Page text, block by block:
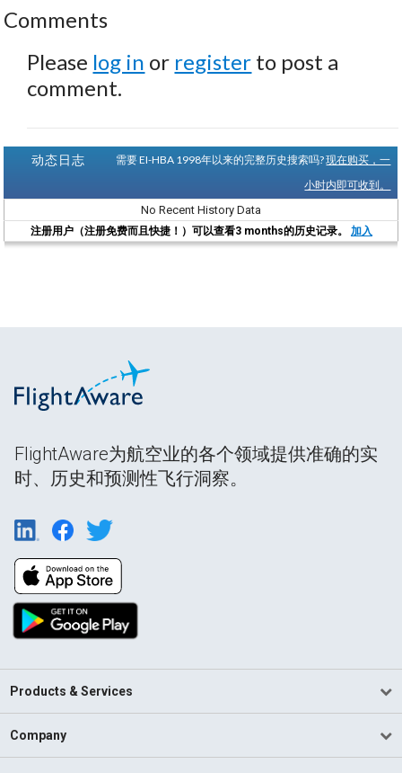
Comments
Please log in or register to post a
comment.
动态日志 需要 EI-HBA 1998年以来的完整历史搜索吗?现在购买，一
小时内即可收到。
No Recent History Data
注册用户（注册免费而且快捷！）可以查看3 months的历史记录。 加入
FlightAware为航空业的各个领域提供准确的实
时、历史和预测性飞行洞察。
Products & Services
Company